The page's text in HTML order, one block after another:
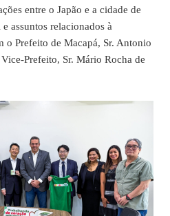
entre o Japão e a cidade de
assuntos relacionados à
o Prefeito de Macapá, Sr. Antonio
Prefeito, Sr. Mário Rocha de